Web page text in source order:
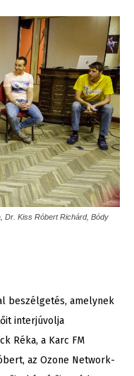
Dr. Kiss Róbert Richárd, Bódy
beszélgetés, amelynek
interjúvolja
Réka, a Karc FM
az Ozone Network-